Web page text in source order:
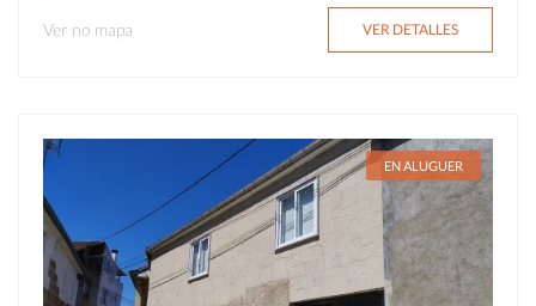
Ver no mapa VER DETALLES
EN ALUGUER